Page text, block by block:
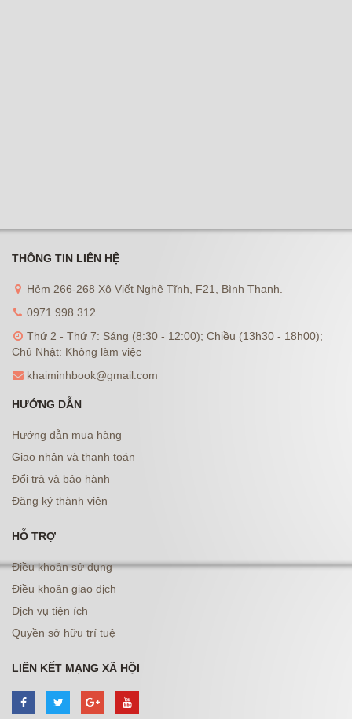
THÔNG TIN LIÊN HỆ
Hẻm 266-268 Xô Viết Nghệ Tĩnh, F21, Bình Thạnh.
0971 998 312
Thứ 2 - Thứ 7: Sáng (8:30 - 12:00); Chiều (13h30 - 18h00);
Chủ Nhật: Không làm việc
khaiminhbook@gmail.com
HƯỚNG DẪN
Hướng dẫn mua hàng
Giao nhận và thanh toán
Đổi trả và bảo hành
Đăng ký thành viên
HỖ TRỢ
Điều khoản sử dụng
Điều khoản giao dịch
Dịch vụ tiện ích
Quyền sở hữu trí tuệ
LIÊN KẾT MẠNG XÃ HỘI